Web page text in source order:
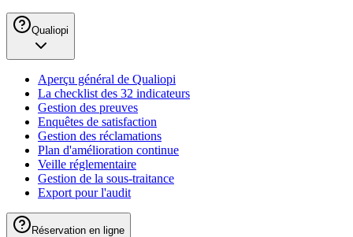
Qualiopi
Aperçu général de Qualiopi
La checklist des 32 indicateurs
Gestion des preuves
Enquêtes de satisfaction
Gestion des réclamations
Plan d'amélioration continue
Veille réglementaire
Gestion de la sous-traitance
Export pour l'audit
Réservation en ligne